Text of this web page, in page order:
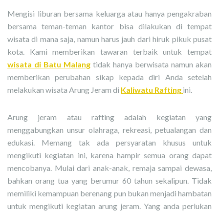
Mengisi liburan bersama keluarga atau hanya pengakraban
bersama teman-teman kantor bisa dilakukan di tempat
wisata di mana saja, namun harus jauh dari hiruk pikuk pusat
kota. Kami memberikan tawaran terbaik untuk tempat
wisata di Batu Malang tidak hanya berwisata namun akan
memberikan perubahan sikap kepada diri Anda setelah
melakukan wisata Arung Jeram di Kaliwatu Rafting ini.
Arung jeram atau rafting adalah kegiatan yang
menggabungkan unsur olahraga, rekreasi, petualangan dan
edukasi. Memang tak ada persyaratan khusus untuk
mengikuti kegiatan ini, karena hampir semua orang dapat
mencobanya. Mulai dari anak-anak, remaja sampai dewasa,
bahkan orang tua yang berumur 60 tahun sekalipun. Tidak
memiliki kemampuan berenang pun bukan menjadi hambatan
untuk mengikuti kegiatan arung jeram. Yang anda perlukan